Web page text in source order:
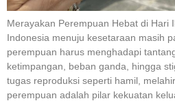
Merayakan Perempuan Hebat di Hari
Indonesia menuju kesetaraan masih
perempuan harus menghadapi
ketimpangan, beban ganda, hingga
tugas reproduksi seperti hamil,
perempuan adalah pilar kekuatan